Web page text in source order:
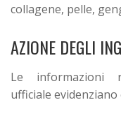
collagene, pelle,
AZIONE DEGLI
Le informazioni
ufficiale evidenziano